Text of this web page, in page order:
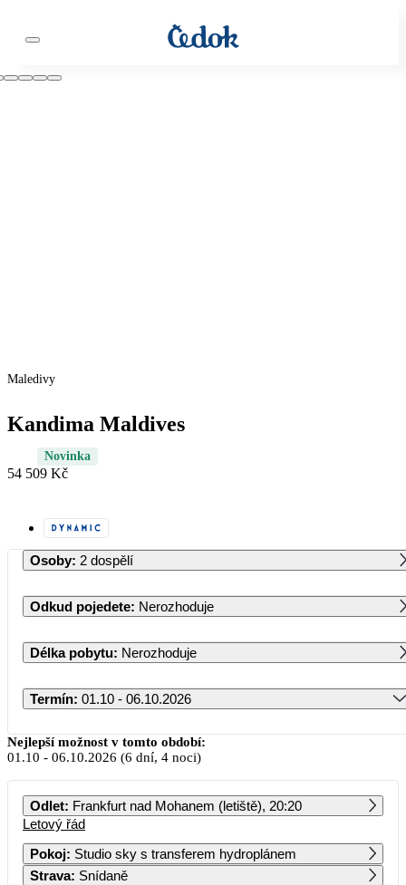
Maledivy
Kandima Maldives
Novinka
54 509 Kč
Osoby: 2 dospělí
Odkud pojedete: Nerozhoduje
Délka pobytu: Nerozhoduje
Termín: 01.10 - 06.10.2026
Říjen 2026
PO ÚT ST ČT PÁ SO NE
54 509 55 639 55 589 56 459
5 6
Nejlepší možnost v tomto období:
01.10 - 06.10.2026 (6 dní, 4 noci)
Odlet: Frankfurt nad Mohanem (letiště), 20:20
Letový řád
Pokoj:
Studio sky s transferem hydroplánem
Strava: Snídaně